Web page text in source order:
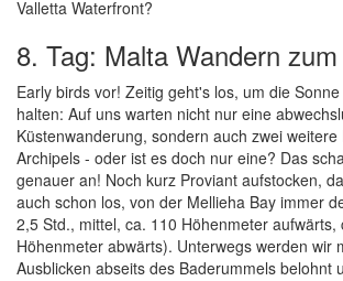
Valletta Waterfront?
8. Tag: Malta Wandern
Early birds vor! Zeitig geht's los, um die
halten: Auf uns warten nicht nur eine
Küstenwanderung, sondern auch zwei weitere
Archipels - oder ist es doch nur eine? Das
genauer an! Noch kurz Proviant aufstocken,
auch schon los, von der Mellieha Bay immer
2,5 Std., mittel, ca. 110 Höhenmeter aufwärts,
Höhenmeter abwärts). Unterwegs werden wir
Ausblicken abseits des Baderummels belohnt